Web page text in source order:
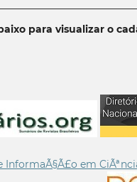
para visualizar o